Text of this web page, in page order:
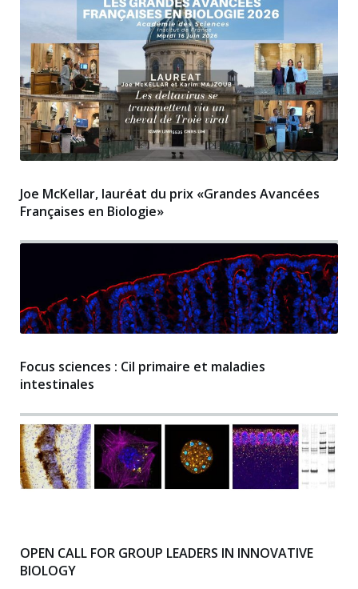
Joe McKellar, lauréat du prix «Grandes Avancées
Françaises en Biologie»
Focus sciences : Cil primaire et maladies
intestinales
OPEN CALL FOR GROUP LEADERS IN INNOVATIVE
BIOLOGY